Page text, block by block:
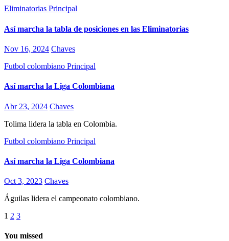
Eliminatorias Principal
Así marcha la tabla de posiciones en las Eliminatorias
Nov 16, 2024 Chaves
Futbol colombiano Principal
Así marcha la Liga Colombiana
Abr 23, 2024 Chaves
Tolima lidera la tabla en Colombia.
Futbol colombiano Principal
Así marcha la Liga Colombiana
Oct 3, 2023 Chaves
Águilas lidera el campeonato colombiano.
Paginación
de
1 2 3
You missed